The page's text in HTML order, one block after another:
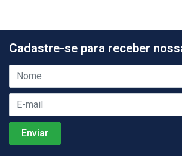
Cadastre-se para receber